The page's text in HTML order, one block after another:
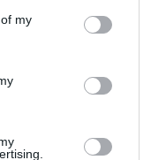
my
se tienen que
genuina, por las
a su cargo.